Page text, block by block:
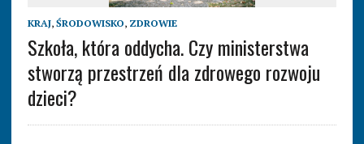
KRAJ, ŚRODOWISKO, ZDROWIE
Szkoła, która oddycha. Czy ministerstwa
stworzą przestrzeń dla zdrowego rozwoju
dzieci?